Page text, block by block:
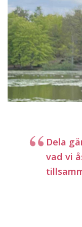
Dela
vad vi